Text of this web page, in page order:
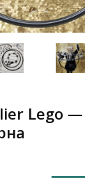
Lego —